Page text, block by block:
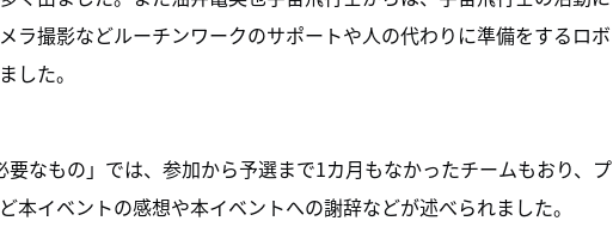
ラ撮影などルーチンワークのサポートや人の代わりに準備をするロボ
した。
なもの」では、参加から予選まで1カ月もなかったチームもおり、プ
本イベントの感想や本イベントへの謝辞などが述べられました。